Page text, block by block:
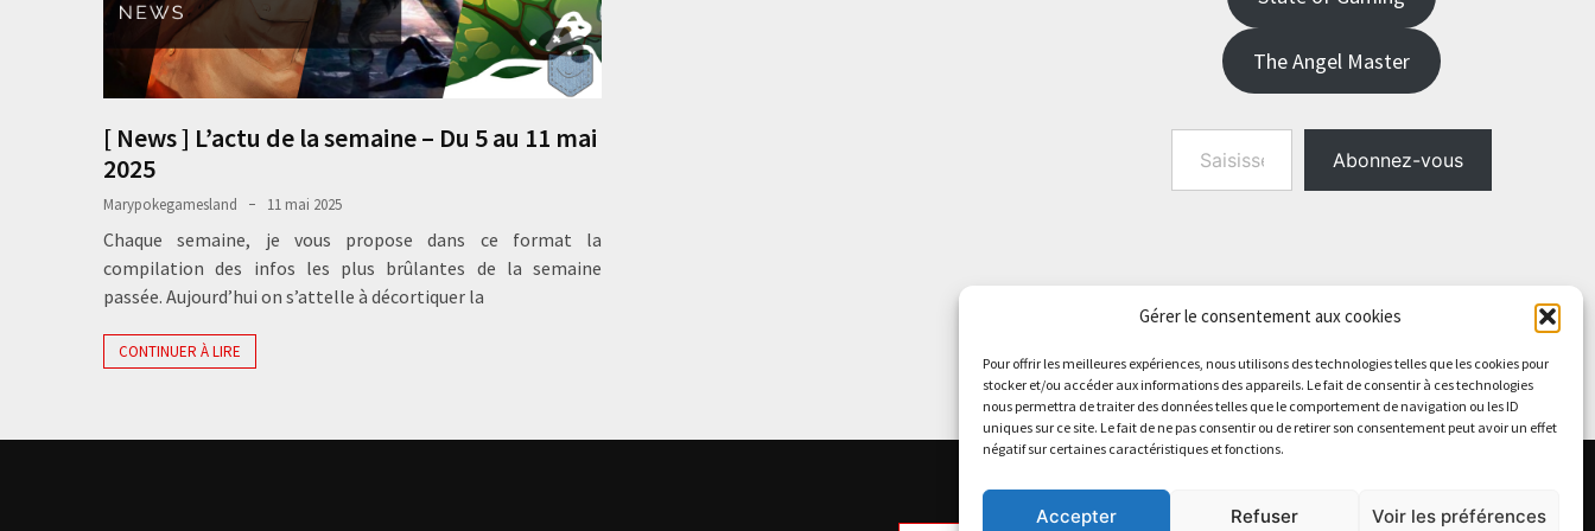
Gérer le consentement aux cookies
Pour offrir les meilleures expériences, nous utilisons des technologies telles que les cookies pour
stocker et/ou accéder aux informations des appareils. Le fait de consentir à ces technologies
nous permettra de traiter des données telles que le comportement de navigation ou les ID
uniques sur ce site. Le fait de ne pas consentir ou de retirer son consentement peut avoir un effet
négatif sur certaines caractéristiques et fonctions.
Accepter Refuser Voir les préférences
[ News ] L’actu de la semaine – Du 5 au 11 mai
2025
Marypokegamesland 11 mai 2025
Chaque semaine, je vous propose dans ce format la
compilation des infos les plus brûlantes de la semaine
passée. Aujourd’hui on s’attelle à décortiquer la
CONTINUER À LIRE
The Angel Master
Saisissez votre adresse e-mail…
Abonnez-vous